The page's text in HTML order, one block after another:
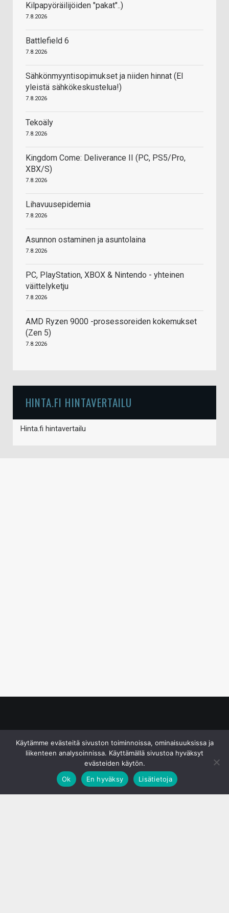
Kilpapyöräilijöiden "pakat"..)
7.8.2026
Battlefield 6
7.8.2026
Sähkönmyyntisopimukset ja niiden hinnat (EI
yleistä sähkökeskustelua!)
7.8.2026
Tekoäly
7.8.2026
Kingdom Come: Deliverance II (PC, PS5/Pro,
XBX/S)
7.8.2026
Lihavuusepidemia
7.8.2026
Asunnon ostaminen ja asuntolaina
7.8.2026
PC, PlayStation, XBOX & Nintendo - yhteinen
väittelyketju
7.8.2026
AMD Ryzen 9000 -prosessoreiden kokemukset
(Zen 5)
7.8.2026
HINTA.FI HINTAVERTAILU
Hinta.fi hintavertailu
Käytämme evästeitä sivuston toiminnoissa, ominaisuuksissa ja
liikenteen analysoinnissa. Käyttämällä sivustoa hyväksyt
evästeiden käytön.
Ok
En hyväksy Lisätietoja